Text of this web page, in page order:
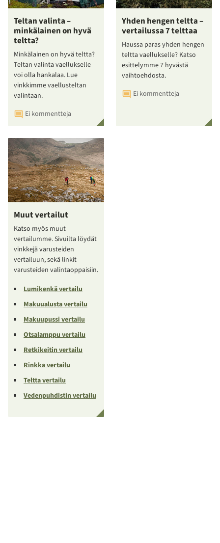
Teltan valinta –
minkälainen on hyvä
teltta?
Minkälainen on hyvä teltta?
Teltan valinta vaellukselle
voi olla hankalaa. Lue
vinkkimme vaellusteltan
valintaan.
Ei kommentteja
Yhden hengen teltta –
vertailussa 7 telttaa
Haussa paras yhden hengen
teltta vaellukselle? Katso
esittelymme 7 hyvästä
vaihtoehdosta.
Ei kommentteja
Muut vertailut
Katso myös muut
vertailumme. Sivuilta löydät
vinkkejä varusteiden
vertailuun, sekä linkit
varusteiden valintaoppaisiin.
Lumikenkä vertailu
Makuualusta vertailu
Makuupussi vertailu
Otsalamppu vertailu
Retkikeitin vertailu
Rinkka vertailu
Teltta vertailu
Vedenpuhdistin vertailu